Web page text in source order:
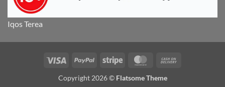
Iqos Terea
Visa PayPal Stripe MasterCard
Copyright 2026 © Flatsome Theme